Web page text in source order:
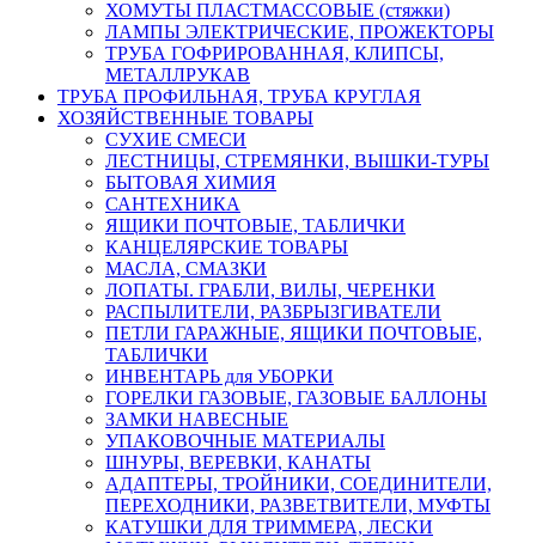
ХОМУТЫ ПЛАСТМАССОВЫЕ (стяжки)
ЛАМПЫ ЭЛЕКТРИЧЕСКИЕ, ПРОЖЕКТОРЫ
ТРУБА ГОФРИРОВАННАЯ, КЛИПСЫ,
МЕТАЛЛРУКАВ
ТРУБА ПРОФИЛЬНАЯ, ТРУБА КРУГЛАЯ
ХОЗЯЙСТВЕННЫЕ ТОВАРЫ
СУХИЕ СМЕСИ
ЛЕСТНИЦЫ, СТРЕМЯНКИ, ВЫШКИ-ТУРЫ
БЫТОВАЯ ХИМИЯ
САНТЕХНИКА
ЯЩИКИ ПОЧТОВЫЕ, ТАБЛИЧКИ
КАНЦЕЛЯРСКИЕ ТОВАРЫ
МАСЛА, СМАЗКИ
ЛОПАТЫ. ГРАБЛИ, ВИЛЫ, ЧЕРЕНКИ
РАСПЫЛИТЕЛИ, РАЗБРЫЗГИВАТЕЛИ
ПЕТЛИ ГАРАЖНЫЕ, ЯЩИКИ ПОЧТОВЫЕ,
ТАБЛИЧКИ
ИНВЕНТАРЬ для УБОРКИ
ГОРЕЛКИ ГАЗОВЫЕ, ГАЗОВЫЕ БАЛЛОНЫ
ЗАМКИ НАВЕСНЫЕ
УПАКОВОЧНЫЕ МАТЕРИАЛЫ
ШНУРЫ, ВЕРЕВКИ, КАНАТЫ
АДАПТЕРЫ, ТРОЙНИКИ, СОЕДИНИТЕЛИ,
ПЕРЕХОДНИКИ, РАЗВЕТВИТЕЛИ, МУФТЫ
КАТУШКИ ДЛЯ ТРИММЕРА, ЛЕСКИ